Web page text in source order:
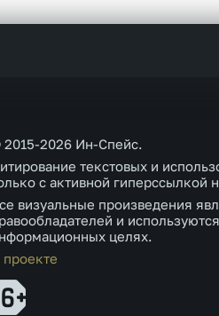
2026 Ин-Спейс.
текстовых и
с активной гиперссылкой
визуальные произведения
и
целях.
проекте